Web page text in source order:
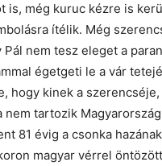
is, még kuruc kézre is
ítélik. Még
Pál nem tesz eleget a
égetgeti le a vár
hogy kinek a
nem tartozik
81 évig a csonka
magyar vérrel